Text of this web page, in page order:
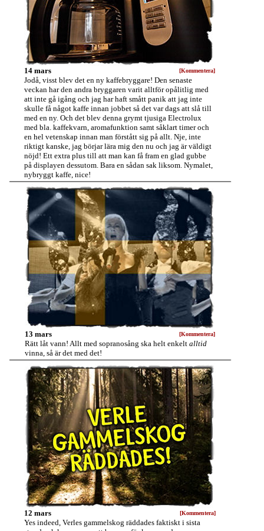
14 mars [Kommentera]
Jodå, visst blev det en ny kaffebryggare! Den senaste
veckan har den andra bryggaren varit alltför opålitlig med
att inte gå igång och jag har haft smått panik att jag inte
skulle få något kaffe innan jobbet så det var dags att slå till
med en ny. Och det blev denna grymt tjusiga Electrolux
med bla. kaffekvarn, aromafunktion samt såklart timer och
en hel vetenskap innan man förstått sig på allt. Nje, inte
riktigt kanske, jag börjar lära mig den nu och jag är väldigt
nöjd! Ett extra plus till att man kan få fram en glad gubbe
på displayen dessutom. Bara en sådan sak liksom. Nymalet,
nybryggt kaffe, nice!
13 mars [Kommentera]
Rätt låt vann! Allt med sopranosång ska helt enkelt alltid
vinna, så är det med det!
12 mars [Kommentera]
Yes indeed, Verles gammelskog räddades faktiskt i sista